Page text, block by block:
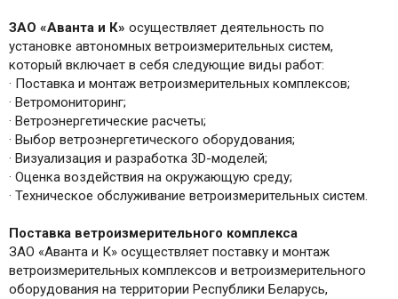
ЗАО «Аванта и К» осуществляет деятельность по
установке автономных ветроизмерительных систем,
который включает в себя следующие виды работ:
· Поставка и монтаж ветроизмерительных комплексов;
· Ветромониторинг;
· Ветроэнергетические расчеты;
· Выбор ветроэнергетического оборудования;
· Визуализация и разработка 3D-моделей;
· Оценка воздействия на окружающую среду;
· Техническое обслуживание ветроизмерительных систем.
Поставка ветроизмерительного комплекса
ЗАО «Аванта и К» осуществляет поставку и монтаж
ветроизмерительных комплексов и ветроизмерительного
оборудования на территории Республики Беларусь,